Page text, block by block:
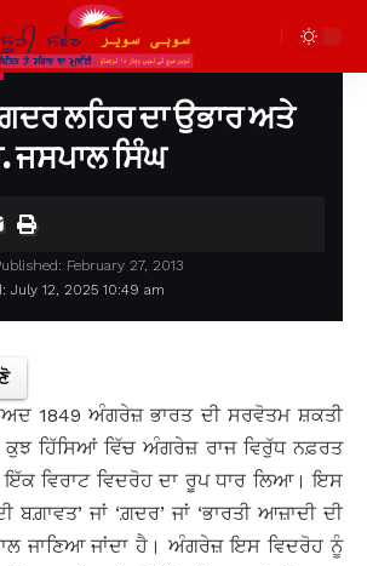
ਲਿਖਤਾਂ ਦੇਖਣ ਲਈ>ਸਾਹਿਤ ਸਰੋਦ ਤੇ ਸੰਵੇਦਨਾ>ਭਾਰਤ ਵਿੱਚ ਗ਼ਦਰ ਲਹਿਰ ਦਾ ਉਭਾਰ ਅਤੇ ਪ੍ਰਸਾਰ -ਡਾ. ਜਸਪਾਲ ਸਿੰਘ
ਲਹਿਰ ਦਾ ਉਭਾਰ ਅਤੇ
ਜਸਪਾਲ ਸਿੰਘ
July 12, 2025 10:49 am
February 27, 2013
1849 ਅੰਗਰੇਜ਼ ਭਾਰਤ ਦੀ ਸਰਵੋਤਮ ਸ਼ਕਤੀ
ਹਿੱਸਿਆਂ ਵਿੱਚ ਅੰਗਰੇਜ਼ ਰਾਜ ਵਿਰੁੱਧ ਨਫ਼ਰਤ
ਇੱਕ ਵਿਰਾਟ ਵਿਦਰੋਹ ਦਾ ਰੂਪ ਧਾਰ ਲਿਆ। ਇਸ
ਬਗ਼ਾਵਤ’ ਜਾਂ ‘ਗ਼ਦਰ’ ਜਾਂ ‘ਭਾਰਤੀ ਆਜ਼ਾਦੀ ਦੀ
ਜਾਣਿਆ ਜਾਂਦਾ ਹੈ। ਅੰਗਰੇਜ਼ ਇਸ ਵਿਦਰੋਹ ਨੂੰ